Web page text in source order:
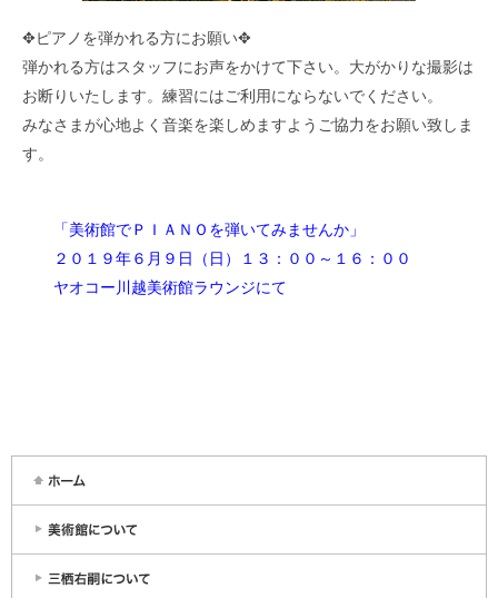
✥ピアノを弾かれる方にお願い✥
弾かれる方はスタッフにお声をかけて下さい。大がかりな撮影は
お断りいたします。練習にはご利用にならないでください。
みなさまが心地よく音楽を楽しめますようご協力をお願い致しま
す。
「美術館でＰＩＡＮＯを弾いてみませんか」
２０１９年６月９日（日）１３：００～１６：００
ヤオコー川越美術館ラウンジにて